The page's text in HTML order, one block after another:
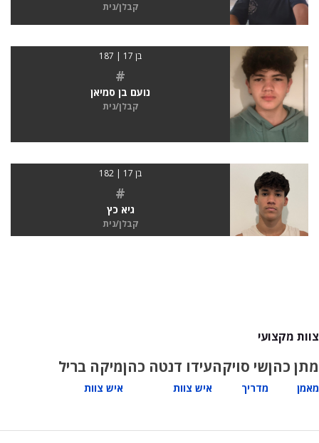
קבלן/נית
בן 17 | 187
#
נועם בן סמיאן
קבלן/נית
בן 17 | 182
#
גיא כץ
קבלן/נית
צוות מקצועי
מתן כהן
מאמן
שי סויקה
מדריך
עידו דנטה כהן
איש צוות
מיקה בריל
איש צוות